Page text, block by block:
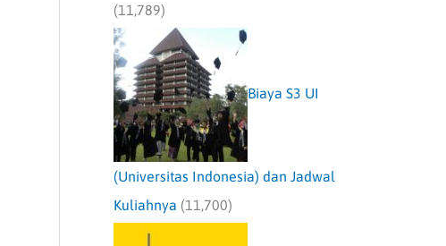
(11,789)
Biaya S3 UI
(Universitas Indonesia) dan Jadwal
Kuliahnya (11,700)